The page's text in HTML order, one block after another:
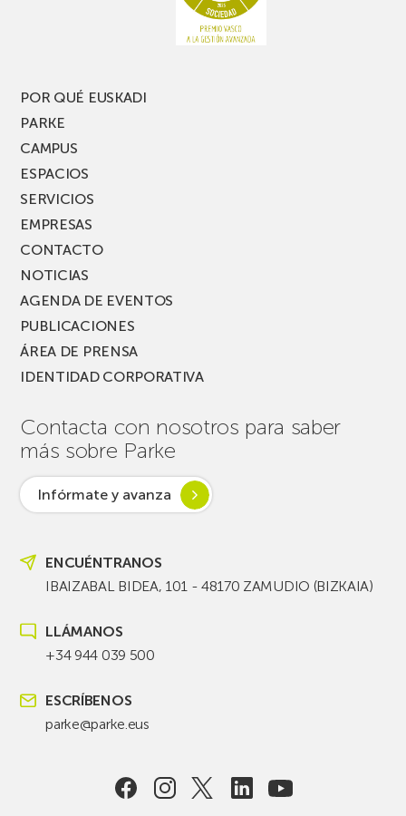
POR QUÉ EUSKADI
PARKE
CAMPUS
ESPACIOS
SERVICIOS
EMPRESAS
CONTACTO
NOTICIAS
AGENDA DE EVENTOS
PUBLICACIONES
ÁREA DE PRENSA
IDENTIDAD CORPORATIVA
Contacta con nosotros para saber
más sobre Parke
Infórmate y avanza
ENCUÉNTRANOS
IBAIZABAL BIDEA, 101 - 48170 ZAMUDIO (BIZKAIA)
LLÁMANOS
+34 944 039 500
ESCRÍBENOS
parke@parke.eus